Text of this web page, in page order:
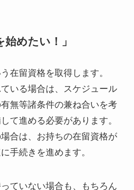
始めたい！」
在留資格を取得します。
いる場合は、スケジュール
無等諸条件の兼ね合いを考
て進める必要があります。
合は、お持ちの在留資格が
手続きを進めます。
ていない場合も、もちろん